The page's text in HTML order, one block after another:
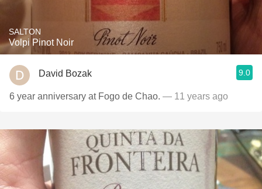
SALTON
Volpi Pinot Noir
David Bozak 9.0
6 year anniversary at Fogo de Chao. — 11 years ago